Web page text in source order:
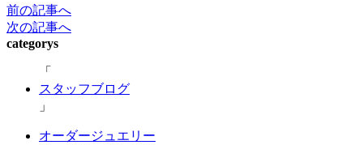
前の記事へ
次の記事へ
categorys
スタッフブログ
オーダージュエリー